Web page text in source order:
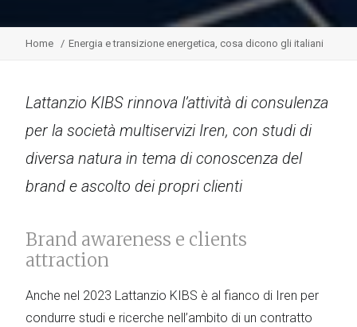
Home Energia e transizione energetica, cosa dicono gli italiani
Lattanzio KIBS rinnova l’attività di consulenza
per la società multiservizi Iren, con studi di
diversa natura in tema di conoscenza del
brand e ascolto dei propri clienti
Brand awareness e clients
attraction
Anche nel 2023 Lattanzio KIBS è al fianco di Iren per
condurre studi e ricerche nell’ambito di un contratto